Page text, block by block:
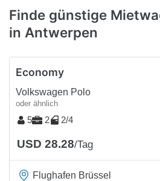
Finde günstige
in Antwerpen
Economy
Volkswagen Polo
oder ähnlich
5 2 2/4
USD 28.28/Tag
Flughafen Brüssel